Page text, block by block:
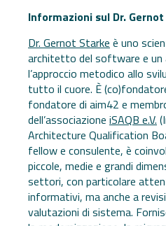
Informazioni sul Dr.
Dr. Gernot Starke è uno
architetto del software e un
l’approccio metodico allo
tutto il cuore. È
fondatore di aim42 e
dell’associazione iSAQB e.V.
Architecture Qualification
fellow e consulente, è
piccole, medie e grandi
settori, con particolare
informativi, ma anche a
valutazioni di sistema.